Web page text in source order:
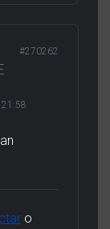
#270262
o